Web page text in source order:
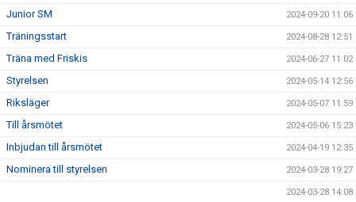
Junior SM 2024-09-20 11:06
Träningsstart 2024-08-28 12:51
Träna med Friskis 2024-06-27 11:02
Styrelsen 2024-05-14 12:56
Riksläger 2024-05-07 11:59
Till årsmötet 2024-05-06 15:23
Inbjudan till årsmötet 2024-04-19 12:35
Nominera till styrelsen 2024-03-28 19:27
2024-03-28 14:08